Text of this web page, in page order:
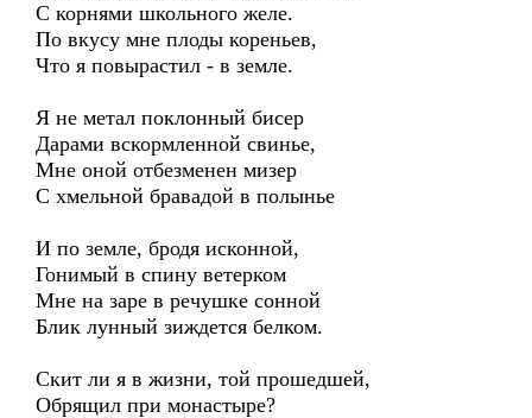
С корнями школьного желе.
По вкусу мне плоды кореньев,
Что я повырастил - в земле.
Я не метал поклонный бисер
Дарами вскормленной свинье,
Мне оной отбезменен мизер
С хмельной бравадой в полынье
И по земле, бродя исконной,
Гонимый в спину ветерком
Мне на заре в речушке сонной
Блик лунный зиждется белком.
Скит ли я в жизни, той прошедшей,
Обрящил при монастыре?